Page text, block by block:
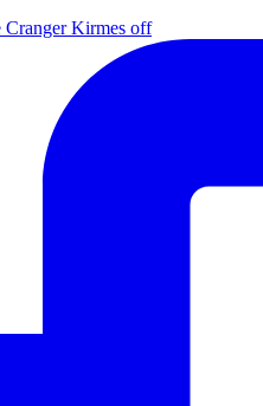
Cranger Kirmes off